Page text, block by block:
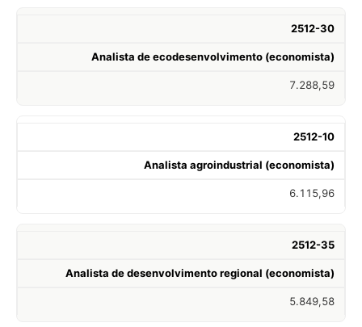
2512-30
Analista de ecodesenvolvimento (economista)
7.288,59
2512-10
Analista agroindustrial (economista)
6.115,96
2512-35
Analista de desenvolvimento regional (economista)
5.849,58